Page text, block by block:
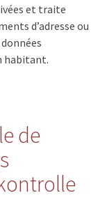
et traite
d’adresse ou
habitant.
de